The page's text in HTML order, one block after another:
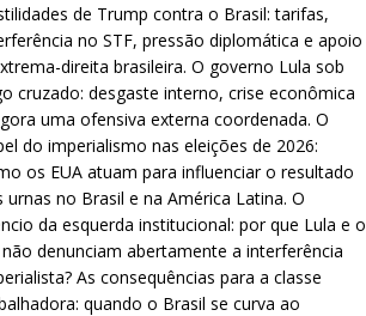
de Trump contra o Brasil: tarifas,
no STF, pressão diplomática e apoio
direita brasileira. O governo Lula sob
cruzado: desgaste interno, crise econômica
uma ofensiva externa coordenada. O
do imperialismo nas eleições de 2026:
os EUA atuam para influenciar o resultado
urnas no Brasil e na América Latina. O
da esquerda institucional: por que Lula e o
não denunciam abertamente a interferência
As consequências para a classe
quando o Brasil se curva ao